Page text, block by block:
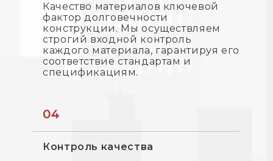
Качество материалов ключевой
фактор долговечности
конструкции. Мы осуществляем
строгий входной контроль
каждого материала, гарантируя его
соответствие стандартам и
спецификациям.
04
Контроль качества